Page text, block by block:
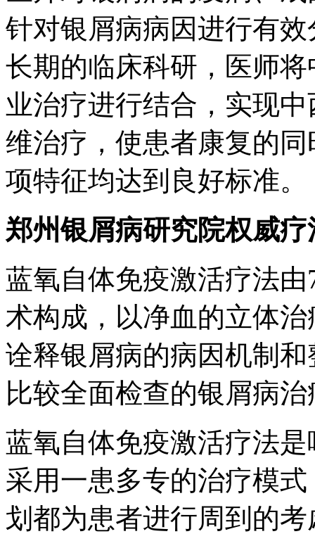
针对银屑病病因进行有
长期的临床科研，医师
业治疗进行结合，实现
维治疗，使患者康复的
项特征均达到良好标准。
郑州银屑病研究院权威疗
蓝氧自体免疫激活疗法
术构成，以净血的立体
诠释银屑病的病因机制
比较全面检查的银屑病
蓝氧自体免疫激活疗法
采用一患多专的治疗模
划都为患者进行周到的